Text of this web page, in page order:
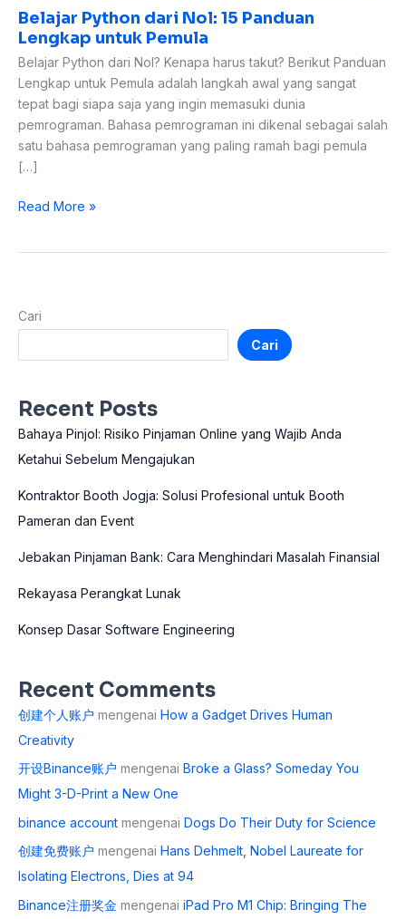
Belajar Python dari Nol: 15 Panduan
Lengkap untuk Pemula
Belajar Python dari Nol? Kenapa harus takut? Berikut Panduan
Lengkap untuk Pemula adalah langkah awal yang sangat
tepat bagi siapa saja yang ingin memasuki dunia
pemrograman. Bahasa pemrograman ini dikenal sebagai salah
satu bahasa pemrograman yang paling ramah bagi pemula
[…]
Read More »
Cari
Cari
Recent Posts
Bahaya Pinjol: Risiko Pinjaman Online yang Wajib Anda
Ketahui Sebelum Mengajukan
Kontraktor Booth Jogja: Solusi Profesional untuk Booth
Pameran dan Event
Jebakan Pinjaman Bank: Cara Menghindari Masalah Finansial
Rekayasa Perangkat Lunak
Konsep Dasar Software Engineering
Recent Comments
创建个人账户 mengenai How a Gadget Drives Human
Creativity
开设Binance账户 mengenai Broke a Glass? Someday You
Might 3-D-Print a New One
binance account mengenai Dogs Do Their Duty for Science
创建免费账户 mengenai Hans Dehmelt, Nobel Laureate for
Isolating Electrons, Dies at 94
Binance注册奖金 mengenai iPad Pro M1 Chip: Bringing The